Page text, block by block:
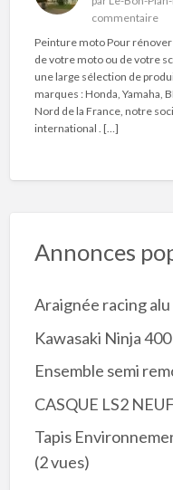
commentaire
Peinture moto Pour
de votre moto ou de votre
une large sélection de
marques : Honda, Yamaha,
Nord de la France, notre
international . […]
Annonces
Araignée racing
Kawasaki Ninja 400
Ensemble semi
CASQUE LS2 NEUF
Tapis
(2 vues)